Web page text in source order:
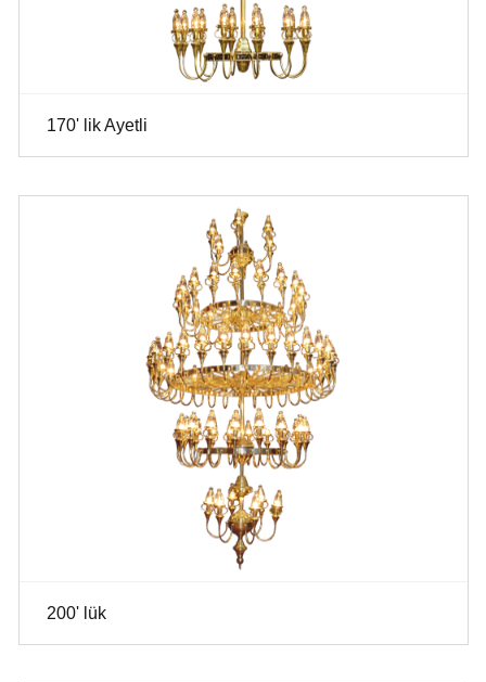
170' lik Ayetli
200' lük